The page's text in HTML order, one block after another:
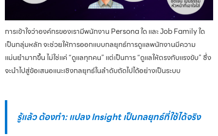
การเข้าใจว่าองค์กรของเรามีพนักงาน Persona ใด และ Job Family ใด
เป็นกลุ่มหลัก จะช่วยให้การออกแบบกลยุทธ์การดูแลพนักงานมีความ
แม่นยำมากขึ้น ไม่ใช่แค่ “ดูแลทุกคน” แต่เป็นการ “ดูแลให้ตรงกับแรงขับ” ซึ่ง
จะนำไปสู่ข้อเสนอแนะเชิงกลยุทธ์ในลำดับถัดไปได้อย่างเป็นระบบ
รู้แล้ว ต้องทำ: แปลง Insight เป็นกลยุทธ์ที่ใช้ได้จริง